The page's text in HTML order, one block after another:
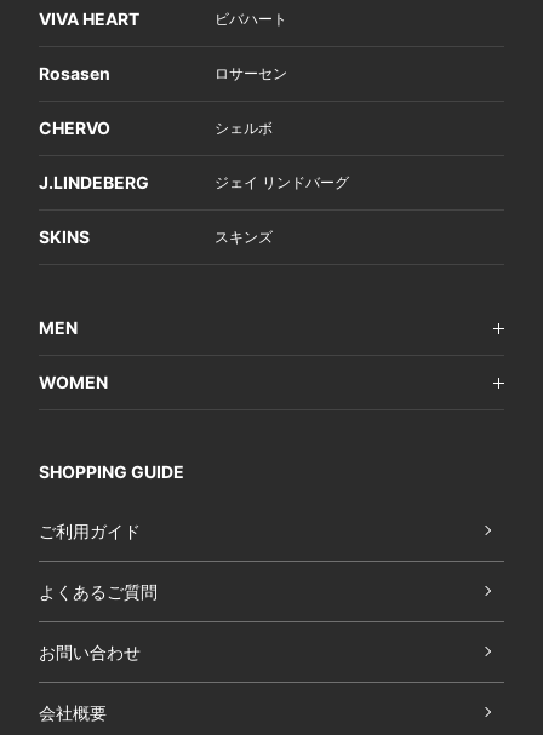
VIVA HEART ビバハート
Rosasen ロサーセン
CHERVO シェルボ
J.LINDEBERG ジェイ リンドバーグ
SKINS スキンズ
MEN
WOMEN
SHOPPING GUIDE
ご利用ガイド
よくあるご質問
お問い合わせ
会社概要